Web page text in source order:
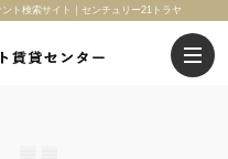
ト検索サイト｜センチュリー21トラヤ